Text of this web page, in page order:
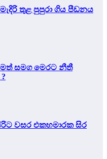
තුළ පුපුරා ගිය පීඩනය
සමග මෙරට නීතී
වසර එකහමාරක සිර